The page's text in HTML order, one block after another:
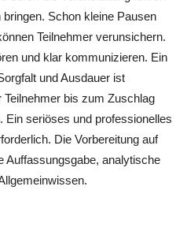
Schon kleine Pausen
Teilnehmer verunsichern.
und klar kommunizieren. Ein
und Ausdauer ist
bis zum Zuschlag
Ein seriöses und professionelles
Die Vorbereitung auf
Auffassungsgabe, analytische